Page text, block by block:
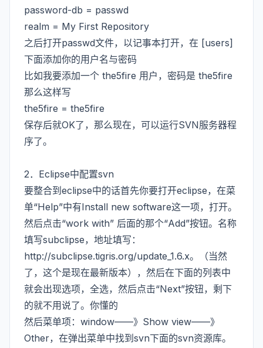
password-db = passwd
realm = My First Repository
之后打开passwd文件，以记事本打开，在 [users]
下面添加你的用户名与密码
比如我要添加一个 the5fire 用户，密码是 the5fire
那么这样写
the5fire = the5fire
保存后就OK了，那么现在，可以运行SVN服务器程
序了。
2．Eclipse中配置svn
要整合到eclipse中的话首先你要打开eclipse，在菜
单“Help”中有Install new software这一项，打开。
然后点击“work with” 后面的那个“Add”按钮。名称
填写subclipse，地址填写：
http://subclipse.tigris.org/update_1.6.x。（当然
了，这个是现在最新版本），然后在下面的列表中
就会出现选项，全选，然后点击“Next”按钮，剩下
的就不用说了。你懂的
然后菜单项：window——》Show view——》
Other，在弹出菜单中找到svn下面的svn资源库。